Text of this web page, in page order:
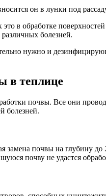
он в лунки под
это в обработке
болезней.
нужно и
в теплице
почвы. Все они
болезней.
замена почвы на глубину
почву не удастся